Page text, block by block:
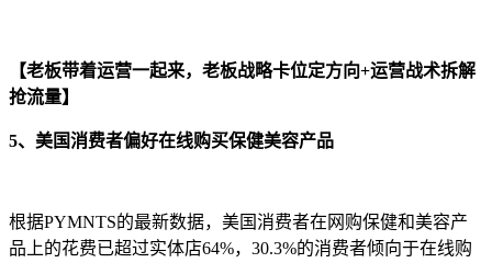
【老板带着运营一起来，老板战略卡位定方向+运营战术拆解
抢流量】
5、美国消费者偏好在线购买保健美容产品
根据PYMNTS的最新数据，美国消费者在网购保健和美容产
品上的花费已超过实体店64%，30.3%的消费者倾向于在线购